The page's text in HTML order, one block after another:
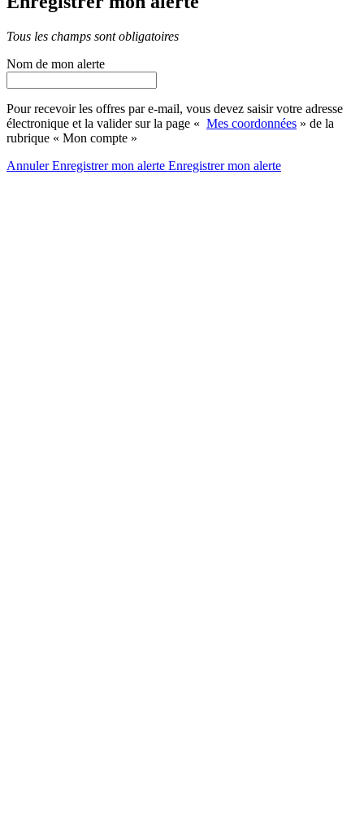
Tous les champs sont obligatoires
Nom de mon alerte
Pour recevoir les offres par e-mail, vous devez saisir votre adresse
électronique et la valider sur la page « Mes coordonnées » de la
rubrique « Mon compte »
AnnulerEnregistrer mon alerte Enregistrermon alerte